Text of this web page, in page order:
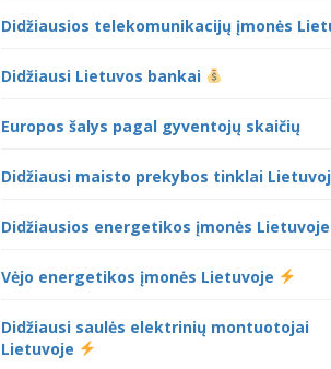
Didžiausios telekomunikacijų įmonės
Didžiausi Lietuvos bankai
Europos šalys pagal gyventojų skaičių
Didžiausi maisto prekybos tinklai
Didžiausios energetikos įmonės Lietuvoje
Vėjo energetikos įmonės Lietuvoje
Didžiausi saulės elektrinių montuotojai
Lietuvoje